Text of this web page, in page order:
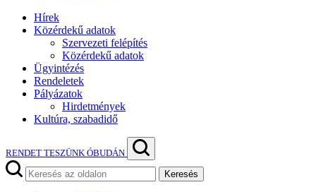
Hírek
Közérdekű adatok
Szervezeti felépítés
Közérdekű adatok
Ügyintézés
Rendeletek
Pályázatok
Hirdetmények
Kultúra, szabadidő
RENDET TESZÜNK ÓBUDÁN
Keresés